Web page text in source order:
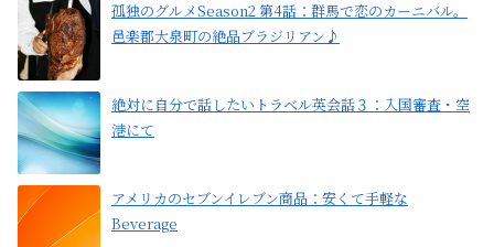
孤独のグルメSeason2 第4話：群馬で恋のカーニバル。
邑楽郡大泉町の絶品ブラジリアン♪
絶対に自分で話したいトラベル英会話３：入国審査・空
港にて
アメリカのセブンイレブン商品：安くて手軽な
Beverage